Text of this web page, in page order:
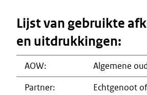
Lijst van gebruikte
en uitdrukkingen:
AOW:
Algemene
Partner:
Echtgenoot